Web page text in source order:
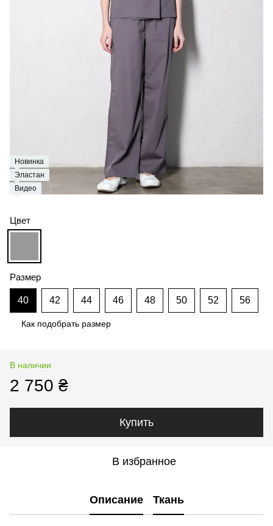
Новинка
Эластан
Видео
Цвет
Размер
40 42 44 46 48 50 52 56
Как подобрать размер
В наличии
2 750 ₴
Купить
В избранное
Описание Ткань